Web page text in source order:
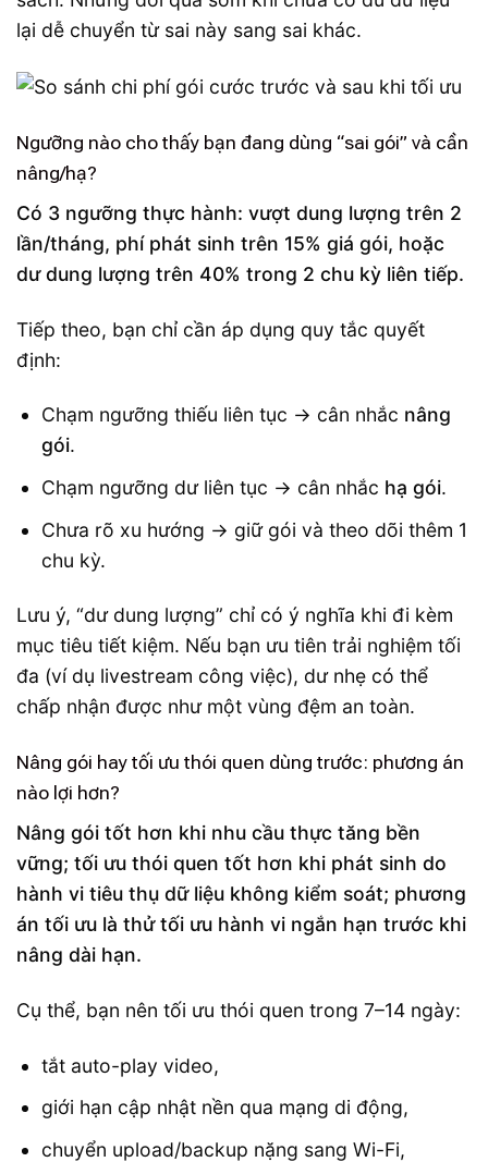
lại dễ chuyển từ sai này sang sai khác.
Ngưỡng nào cho thấy bạn đang dùng “sai gói” và cần
nâng/hạ?
Có 3 ngưỡng thực hành: vượt dung lượng trên 2
lần/tháng, phí phát sinh trên 15% giá gói, hoặc
dư dung lượng trên 40% trong 2 chu kỳ liên tiếp.
Tiếp theo, bạn chỉ cần áp dụng quy tắc quyết
định:
Chạm ngưỡng thiếu liên tục → cân nhắc nâng
gói.
Chạm ngưỡng dư liên tục → cân nhắc hạ gói.
Chưa rõ xu hướng → giữ gói và theo dõi thêm 1
chu kỳ.
Lưu ý, “dư dung lượng” chỉ có ý nghĩa khi đi kèm
mục tiêu tiết kiệm. Nếu bạn ưu tiên trải nghiệm tối
đa (ví dụ livestream công việc), dư nhẹ có thể
chấp nhận được như một vùng đệm an toàn.
Nâng gói hay tối ưu thói quen dùng trước: phương án
nào lợi hơn?
Nâng gói tốt hơn khi nhu cầu thực tăng bền
vững; tối ưu thói quen tốt hơn khi phát sinh do
hành vi tiêu thụ dữ liệu không kiểm soát; phương
án tối ưu là thử tối ưu hành vi ngắn hạn trước khi
nâng dài hạn.
Cụ thể, bạn nên tối ưu thói quen trong 7–14 ngày:
tắt auto-play video,
giới hạn cập nhật nền qua mạng di động,
chuyển upload/backup nặng sang Wi-Fi,